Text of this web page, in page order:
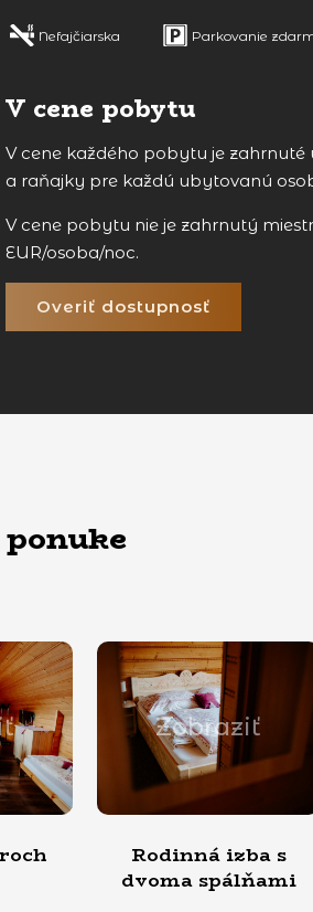
Nefajčiarska Parkovanie
V cene pobytu
V cene každého pobytu je
a raňajky pre každú ubytovanú
V cene pobytu nie je zahrnutý
EUR/osoba/noc.
Overiť dostupnosť
izba s
Zobraziť
Izba pre
kúpeľne)